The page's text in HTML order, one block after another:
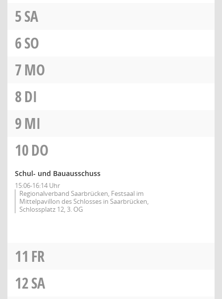
5SA
6SO
7MO
8DI
9MI
10DO
Schul- und Bauausschuss
15:06-16:14 Uhr
Regionalverband Saarbrücken, Festsaal im
Mittelpavillon des Schlosses in Saarbrücken,
Schlossplatz 12, 3. OG
11 FR
12SA